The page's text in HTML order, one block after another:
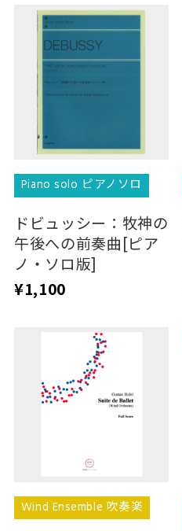
Piano solo ピアノソロ
ドビュッシー：牧神の
午後への前奏曲[ピア
ノ・ソロ版]
¥1,100
Wind Ensemble 吹奏楽